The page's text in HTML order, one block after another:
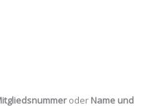
oder Name und